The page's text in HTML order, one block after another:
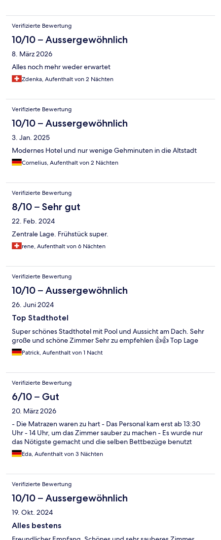
Verifizierte Bewertung
10/10 – Aussergewöhnlich
8. März 2026
Alles noch mehr weder erwartet
Zdenka, Aufenthalt von 2 Nächten
Verifizierte Bewertung
10/10 – Aussergewöhnlich
3. Jan. 2025
Modernes Hotel und nur wenige Gehminuten in die Altstadt
Cornelius, Aufenthalt von 2 Nächten
Verifizierte Bewertung
8/10 – Sehr gut
22. Feb. 2024
Zentrale Lage. Frühstück super.
rene, Aufenthalt von 6 Nächten
Verifizierte Bewertung
10/10 – Aussergewöhnlich
26. Juni 2024
Top Stadthotel
Super schönes Stadthotel mit Pool und Aussicht am Dach. Sehr
große und schöne Zimmer Sehr zu empfehlen 👍👍 Top Lage
Patrick, Aufenthalt von 1 Nacht
Verifizierte Bewertung
6/10 – Gut
20. März 2026
- Die Matrazen waren zu hart - Das Personal kam erst ab 13:30
Uhr - 14 Uhr, um das Zimmer sauber zu machen - Es wurde nur
das Nötigste gemacht und die selben Bettbezüge benutzt
Eda, Aufenthalt von 3 Nächten
Verifizierte Bewertung
10/10 – Aussergewöhnlich
19. Okt. 2024
Alles bestens